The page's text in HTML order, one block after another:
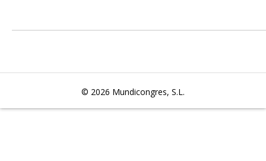
© 2026 Mundicongres, S.L.